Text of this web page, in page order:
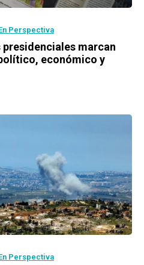
Perspectiva
marcan
económico y
Perspectiva